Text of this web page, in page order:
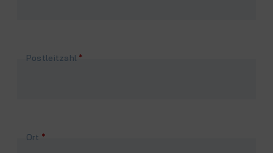
Pflichtfeld
Postleitzahl *
Pflichtfeld
Ort *